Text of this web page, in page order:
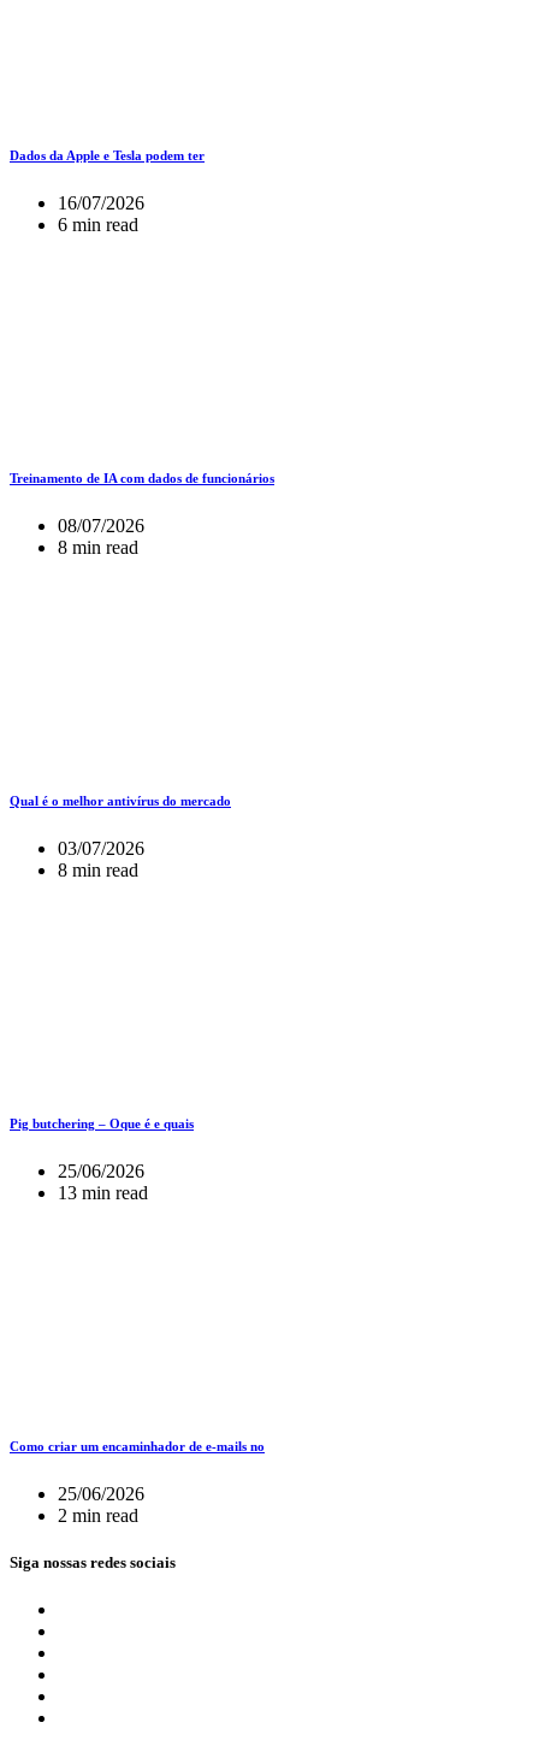
Dados da Apple e Tesla podem ter
16/07/2026
6 min read
Treinamento de IA com dados de funcionários
08/07/2026
8 min read
Qual é o melhor antivírus do mercado
03/07/2026
8 min read
Pig butchering – Oque é e quais
25/06/2026
13 min read
Como criar um encaminhador de e-mails no
25/06/2026
2 min read
Siga nossas redes sociais